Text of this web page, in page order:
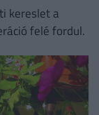
kereslet a
felé fordul.